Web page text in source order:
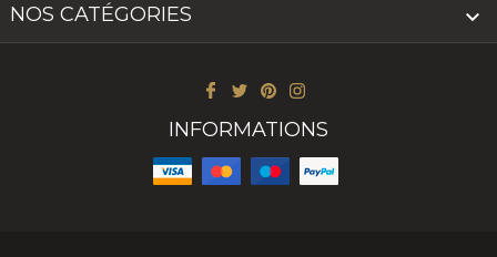
NOS CATÉGORIES 
INFORMATIONS